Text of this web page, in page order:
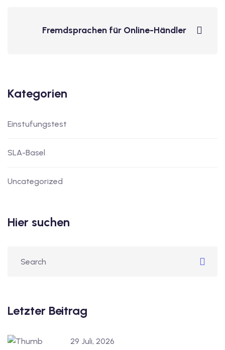
Fremdsprachen für Online-Händler
Kategorien
Einstufungstest
SLA-Basel
Uncategorized
Hier suchen
Letzter Beitrag
29 Juli, 2026